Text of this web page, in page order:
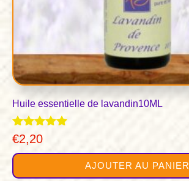
Huile essentielle de lavandin10ML
Note
4.89
sur 5
€2,20
AJOUTER AU PANIER